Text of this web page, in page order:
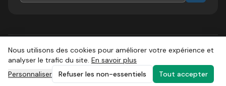
©2026Esprit Sud Magazine. Tous droits réservés.
Nous utilisons des cookies pour améliorer votre expérience et
analyser le trafic du site. En savoir plus
Personnaliser
Refuser les non-essentiels Tout accepter